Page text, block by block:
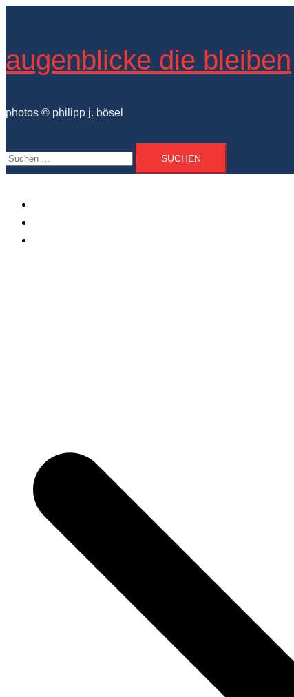
augenblicke die bleiben
photos © philipp j. bösel
Suchen
nach: